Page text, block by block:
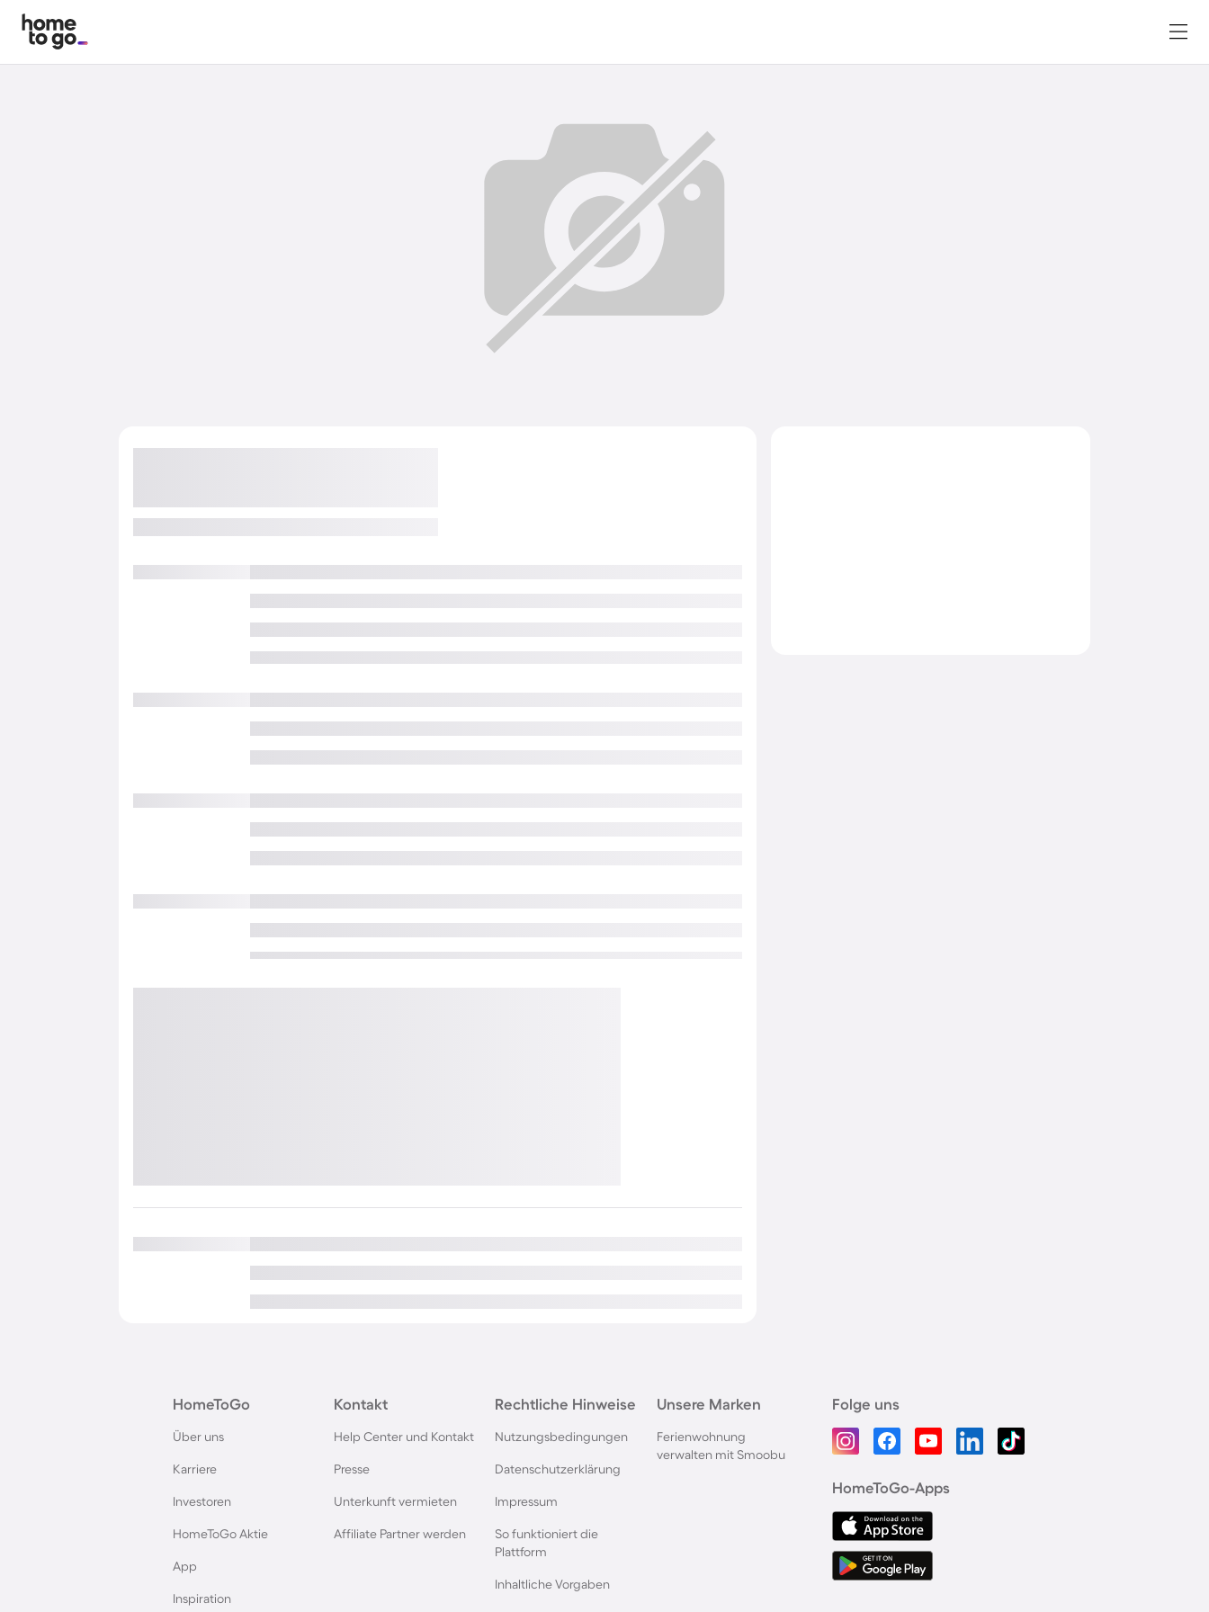
HomeToGo
Über uns
Karriere
Investoren
HomeToGo Aktie
App
Inspiration
Kontakt
Help Center und Kontakt
Presse
Unterkunft vermieten
Affiliate Partner werden
Rechtliche Hinweise
Nutzungsbedingungen
Datenschutzerklärung
Impressum
So funktioniert die
Plattform
Inhaltliche Vorgaben
Unsere Marken
Ferienwohnung
verwalten mit Smoobu
Folge uns
HomeToGo-Apps